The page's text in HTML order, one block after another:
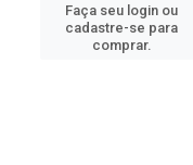
Faça seu login ou
cadastre-se para
comprar.